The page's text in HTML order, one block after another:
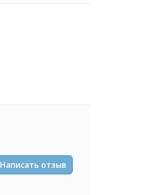
Написать отзыв